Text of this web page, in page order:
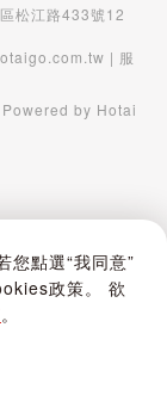
您點選“我同意”
政策。 欲
。
松江路433號12
| 服
by Hotai